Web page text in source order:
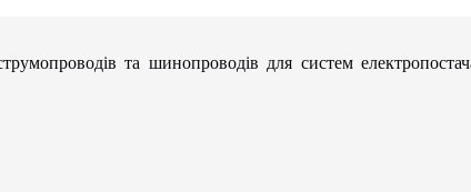
та шинопроводів для систем